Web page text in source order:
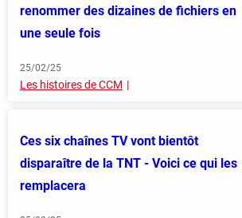
renommer des dizaines de fichiers en
une seule fois
25/02/25
Les histoires de CCM
Ces six chaînes TV vont bientôt
disparaître de la TNT - Voici ce qui les
remplacera